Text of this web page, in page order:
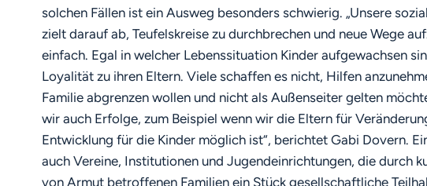
solchen Fällen ist ein Ausweg besonders schwierig. „Unsere
zielt darauf ab, Teufelskreise zu durchbrechen und neue Wege
einfach. Egal in welcher Lebenssituation Kinder aufgewachsen
Loyalität zu ihren Eltern. Viele schaffen es nicht, Hilfen
Familie abgrenzen wollen und nicht als Außenseiter gelten
wir auch Erfolge, zum Beispiel wenn wir die Eltern für
Entwicklung für die Kinder möglich ist“, berichtet Gabi Dovern.
auch Vereine, Institutionen und Jugendeinrichtungen, die durch
von Armut betroffenen Familien ein Stück gesellschaftliche